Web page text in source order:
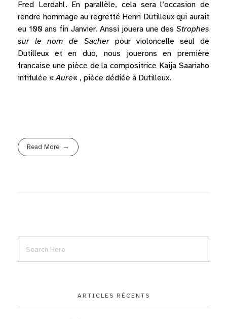
Fred Lerdahl. En parallèle, cela sera l’occasion de
rendre hommage au regretté Henri Dutilleux qui aurait
eu 100 ans fin Janvier. Anssi jouera une des Strophes
sur le nom de Sacherpour violoncelle seul de
Dutilleux et en duo, nous jouerons en première
francaise une pièce de la compositrice Kaija Saariaho
intitulée «Aure« , pièce dédiée à Dutilleux.
Read More
ARTICLES RÉCENTS